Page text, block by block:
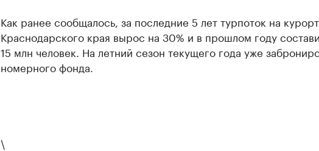
Как ранее сообщалось, за последние 5 лет турпоток на
Краснодарского края вырос на 30% и в прошлом году
15 млн человек. На летний сезон текущего года уже
номерного фонда.
\